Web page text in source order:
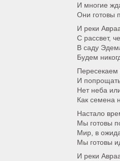
И многие
Они готовы
И реки
С рассвет,
В саду
Будем
Пересекаем
И
Нет неба
Как семена
Настало
Мы готовы
Мир, в
Мы готовы
И реки